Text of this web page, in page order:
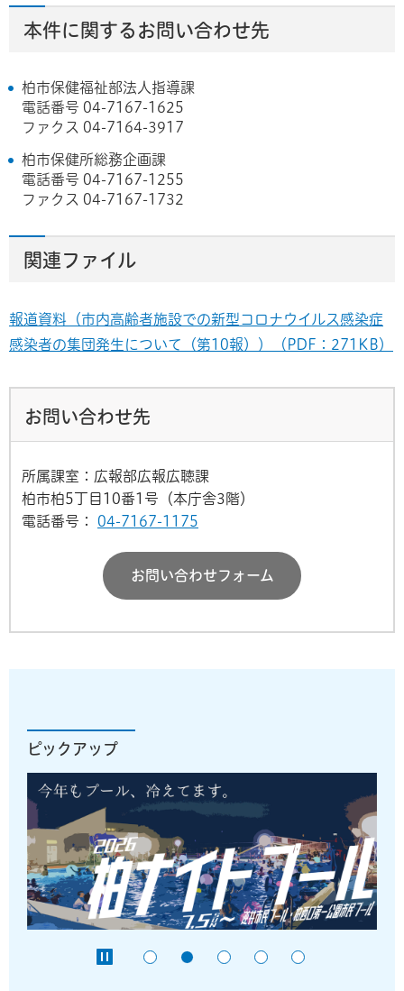
本件に関するお問い合わせ先
柏市保健福祉部法人指導課
電話番号 04-7167-1625
ファクス 04-7164-3917
柏市保健所総務企画課
電話番号 04-7167-1255
ファクス 04-7167-1732
関連ファイル
報道資料（市内高齢者施設での新型コロナウイルス感染症
感染者の集団発生について（第10報））（PDF：271KB）
お問い合わせ先
所属課室：広報部広報広聴課
柏市柏5丁目10番1号（本庁舎3階）
電話番号：
04-7167-1175
お問い合わせフォーム
ピックアップ